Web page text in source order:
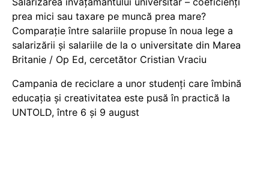
prea mici sau taxare pe muncă prea mare?
Comparație între salariile propuse în noua lege a
salarizării și salariile de la o universitate din Marea
Britanie / Op Ed, cercetător Cristian Vraciu
Campania de reciclare a unor studenți care îmbină
educația și creativitatea este pusă în practică la
UNTOLD, între 6 și 9 august